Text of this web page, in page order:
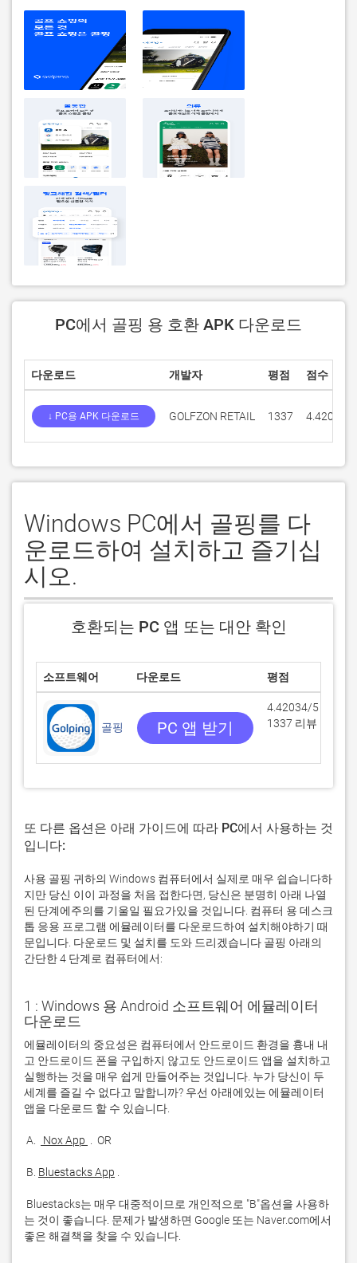
PC에서 골핑 용 호환 APK 다운로드
다운로드 개발자 평점 점수
↓ PC용 APK 다운로드 GOLFZON RETAIL 1337 4.42034
Windows PC에서 골핑를 다
운로드하여 설치하고 즐기십
시오.
호환되는 PC 앱 또는 대안 확인
소프트웨어 다운로드 평점
골핑 PC 앱 받기
4.42034/5
1337 리뷰
또 다른 옵션은 아래 가이드에 따라 PC에서 사용하는 것
입니다:
사용 골핑 귀하의 Windows 컴퓨터에서 실제로 매우 쉽습니다하
지만 당신 이이 과정을 처음 접한다면, 당신은 분명히 아래 나열
된 단계에주의를 기울일 필요가있을 것입니다. 컴퓨터 용 데스크
톱 응용 프로그램 에뮬레이터를 다운로드하여 설치해야하기 때
문입니다. 다운로드 및 설치를 도와 드리겠습니다 골핑 아래의
간단한 4 단계로 컴퓨터에서:
1 : Windows 용 Android 소프트웨어 에뮬레이터
다운로드
에뮬레이터의 중요성은 컴퓨터에서 안드로이드 환경을 흉내 내
고 안드로이드 폰을 구입하지 않고도 안드로이드 앱을 설치하고
실행하는 것을 매우 쉽게 만들어주는 것입니다. 누가 당신이 두
세계를 즐길 수 없다고 말합니까? 우선 아래에있는 에뮬레이터
A. Nox App
B. Bluestacks App
는 것이 좋습니다. 문제가 발생하면 Google 또는 Naver.com에서
좋은 해결책을 찾을 수 있습니다.